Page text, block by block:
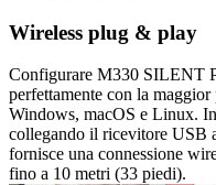
Wireless plug & play
Configurare M330 SILENT
perfettamente con la
Windows, macOS e Linux.
collegando il ricevitore USB
fornisce una connessione
fino a 10 metri (33 piedi).